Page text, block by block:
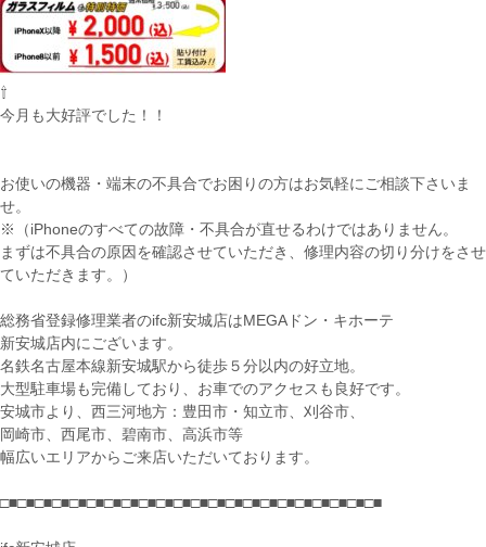
⇧
今月も大好評でした！！
お使いの機器・端末の不具合でお困りの方はお気軽にご相談下さいま
せ。
※（iPhoneのすべての故障・不具合が直せるわけではありません。
まずは不具合の原因を確認させていただき、修理内容の切り分けをさせ
ていただきます。）
総務省登録修理業者のifc新安城店はMEGAドン・キホーテ
新安城店内にございます。
名鉄名古屋本線新安城駅から徒歩５分以内の好立地。
大型駐車場も完備しており、お車でのアクセスも良好です。
安城市より、西三河地方：豊田市・知立市、刈谷市、
岡崎市、西尾市、碧南市、高浜市等
幅広いエリアからご来店いただいております。
□■□■□■□■□■□■□■□■□■□■□■□■□■□■□■□■□■□■□■□■□■□■